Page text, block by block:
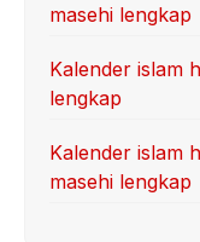
masehi lengkap
Kalender islam
lengkap
Kalender islam
masehi lengkap